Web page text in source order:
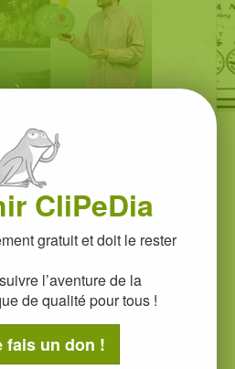
CliPeDia
gratuit et doit le rester
l’aventure de la
de qualité pour tous !
fais un don !
- Partie 2
tes connaissances